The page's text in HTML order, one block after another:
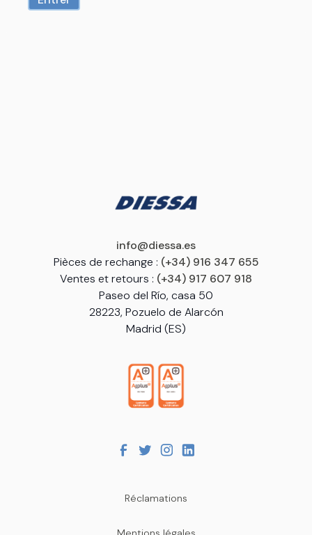
info@diessa.es
Pièces de rechange : (+34) 916 347 655
Ventes et retours : (+34) 917 607 918
Paseo del Río, casa 50
28223, Pozuelo de Alarcón
Madrid (ES)
Réclamations